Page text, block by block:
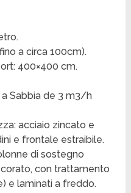
a circa 100cm).
400×400 cm.
Sabbia de 3 m3/h
acciaio zincato e
e frontale estraibile.
di sostegno
con trattamento
e laminati a freddo.